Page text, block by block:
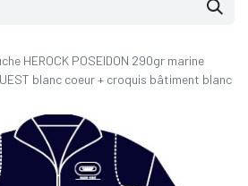
HEROCK POSEIDON 290gr marine
blanc coeur + croquis bâtiment blanc